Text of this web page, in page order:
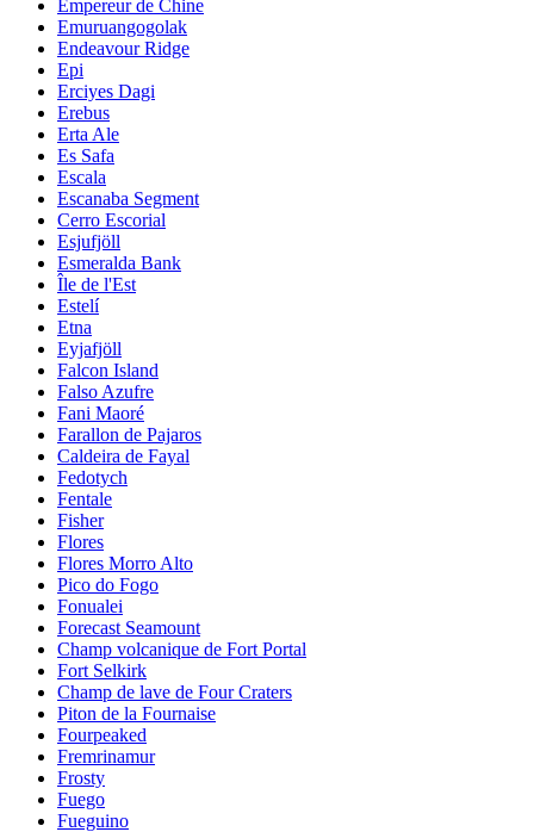
Empereur de Chine
Emuruangogolak
Endeavour Ridge
Epi
Erciyes Dagi
Erebus
Erta Ale
Es Safa
Escala
Escanaba Segment
Cerro Escorial
Esjufjöll
Esmeralda Bank
Île de l'Est
Estelí
Etna
Eyjafjöll
Falcon Island
Falso Azufre
Fani Maoré
Farallon de Pajaros
Caldeira de Fayal
Fedotych
Fentale
Fisher
Flores
Flores Morro Alto
Pico do Fogo
Fonualei
Forecast Seamount
Champ volcanique de Fort Portal
Fort Selkirk
Champ de lave de Four Craters
Piton de la Fournaise
Fourpeaked
Fremrinamur
Frosty
Fuego
Fueguino